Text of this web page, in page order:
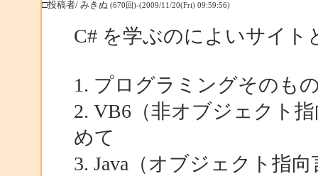
□投稿者/ みきぬ (670回)-(2009/11/20(Fri) 09:59:56)
C# を学ぶのによいサイト
1. プログラミングそのも
2. VB6（非オブジェクト
めて
3. Java（オブジェクト指